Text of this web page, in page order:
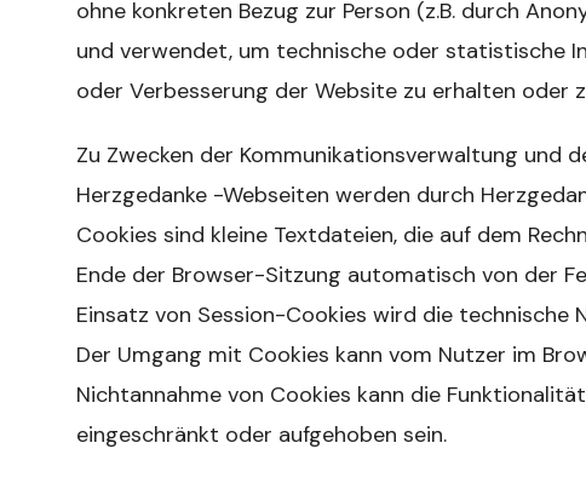
ohne konkreten Bezug zur Person (z.B. durch
und verwendet, um technische oder statistische
oder Verbesserung der Website zu erhalten oder
Zu Zwecken der Kommunikationsverwaltung und
Herzgedanke -Webseiten werden durch
Cookies sind kleine Textdateien, die auf dem
Ende der Browser-Sitzung automatisch von der
Einsatz von Session-Cookies wird die technische
Der Umgang mit Cookies kann vom Nutzer im
Nichtannahme von Cookies kann die
eingeschränkt oder aufgehoben sein.